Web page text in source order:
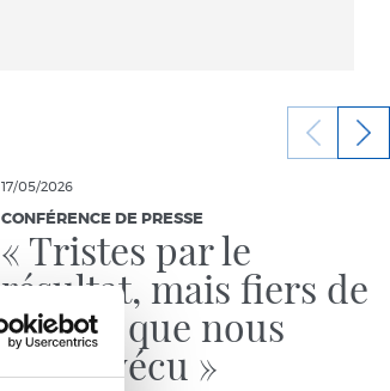
17/05/2026
CONFÉRENCE DE PRESSE
« Tristes par le
résultat, mais fiers de
tout ce que nous
avons vécu »